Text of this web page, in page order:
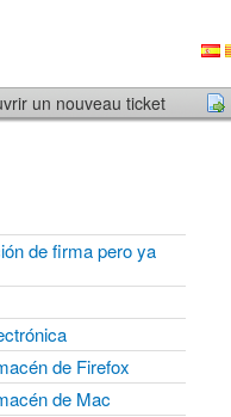
un nouveau ticket
de firma pero ya
de Firefox
de Mac